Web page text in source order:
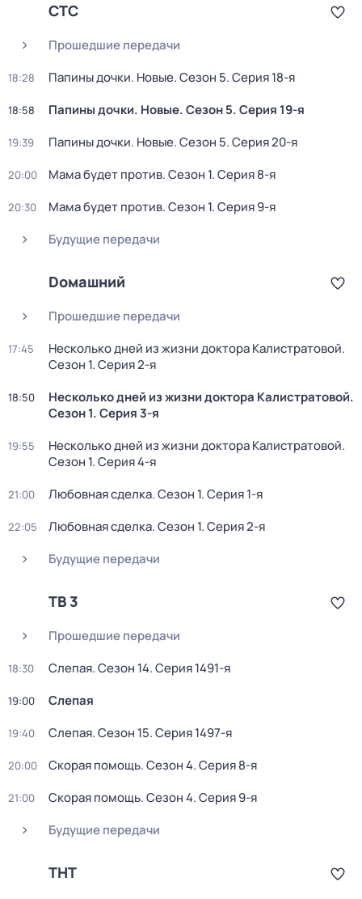
СТС
Прошедшие передачи
18:28 Папины дочки. Новые. Сезон 5. Серия 18-я
18:58 Папины дочки. Новые. Сезон 5. Серия 19-я
19:39 Папины дочки. Новые. Сезон 5. Серия 20-я
20:00 Мама будет против. Сезон 1. Серия 8-я
20:30 Мама будет против. Сезон 1. Серия 9-я
Будущие передачи
Dомашний
Прошедшие передачи
17:45 Несколько дней из жизни доктора Калистратовой.
Сезон 1. Серия 2-я
18:50 Несколько дней из жизни доктора Калистратовой.
Сезон 1. Серия 3-я
19:55 Несколько дней из жизни доктора Калистратовой.
Сезон 1. Серия 4-я
21:00 Любовная сделка. Сезон 1. Серия 1-я
22:05 Любовная сделка. Сезон 1. Серия 2-я
Будущие передачи
ТВ 3
Прошедшие передачи
18:30 Слепая. Сезон 14. Серия 1491-я
19:00 Слепая
19:40 Слепая. Сезон 15. Серия 1497-я
20:00 Скорая помощь. Сезон 4. Серия 8-я
21:00 Скорая помощь. Сезон 4. Серия 9-я
Будущие передачи
ТНТ